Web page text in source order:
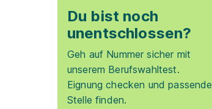
Du bist noch
unentschlossen?
Geh auf Nummer sicher mit
unserem Berufswahltest.
Eignung checken und passende
Stelle finden.